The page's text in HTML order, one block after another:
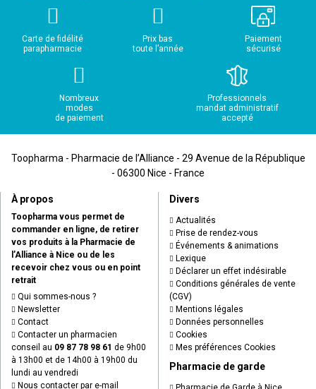
Carte de fidélité
parapharmacie
Prix bas
toute l’année
Paiement
sécurisé
Nombreux
modes
de paiement
Professionnels
mandat administratif
accepté
Toopharma - Pharmacie de l’Alliance - 29 Avenue de la République
- 06300 Nice - France
À propos
Toopharma vous permet de
commander en ligne, de retirer
vos produits à la Pharmacie de
l’Alliance à Nice ou de les
recevoir chez vous ou en point
retrait
Qui sommes-nous ?
Newsletter
Contact
Contacter un pharmacien
conseil au 09 87 78 98 61 de 9h00
à 13h00 et de 14h00 à 19h00 du
lundi au vendredi
Nous contacter par e-mail
Divers
Actualités
Prise de rendez-vous
Événements & animations
Lexique
Déclarer un effet indésirable
Conditions générales de vente
(CGV)
Mentions légales
Données personnelles
Cookies
Mes préférences Cookies
Pharmacie de garde